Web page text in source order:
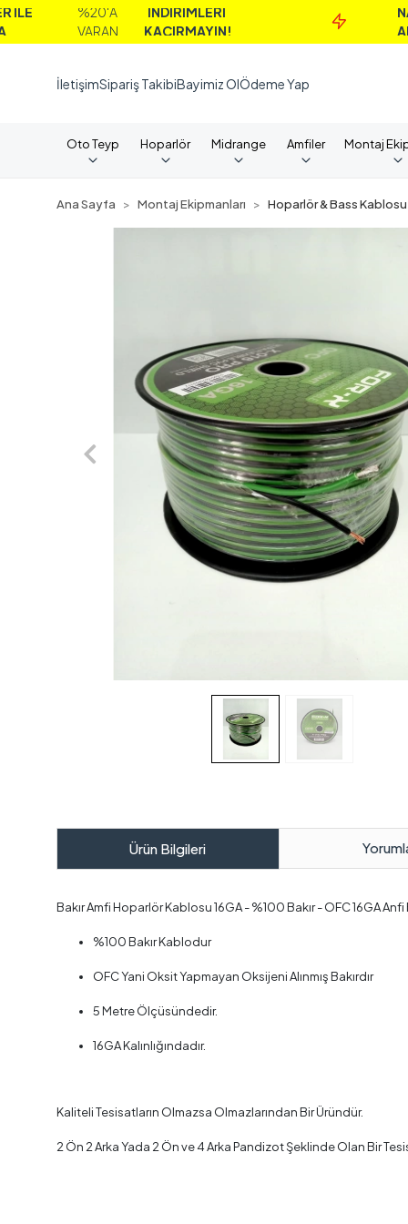
%20'A
İNDİRİMLERİ
KAÇIRMAYIN!
NAKİT
İletişimSipariş TakibiBayimiz OlÖdeme Yap
Oto Teyp Hoparlör Midrange Amfiler Montaj
Ana Sayfa Montaj Ekipmanları Hoparlör & Bass Kablosu
Ürün Bilgileri
Bakır Amfi Hoparlör Kablosu 16GA - %100 Bakır - OFC 16GA
%100 Bakır Kablodur
OFC Yani Oksit Yapmayan Oksijeni Alınmış Bakırdır
5 Metre Ölçüsündedir.
16GA Kalınlığındadır.
Kaliteli Tesisatların Olmazsa Olmazlarından Bir Üründür.
2 Ön 2 Arka Yada 2 Ön ve 4 Arka Pandizot Şeklinde Olan Bir